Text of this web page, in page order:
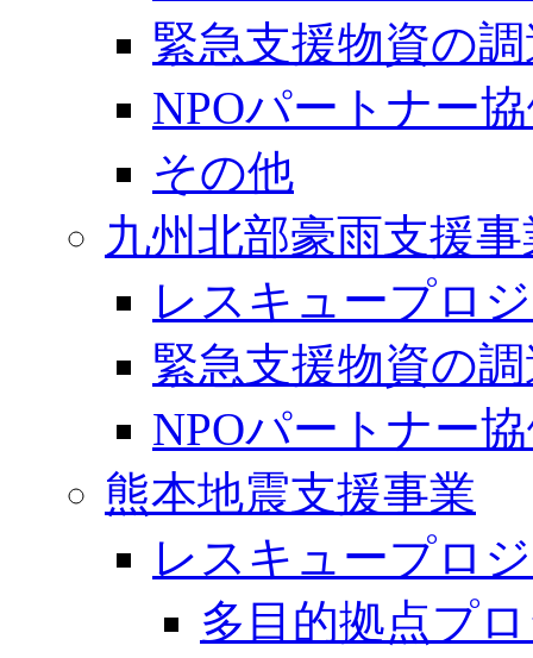
緊急支援物資の
NPOパートナー
その他
九州北部豪雨支援事
レスキュープロ
緊急支援物資の
NPOパートナー
熊本地震支援事業
レスキュープロ
多目的拠点プ